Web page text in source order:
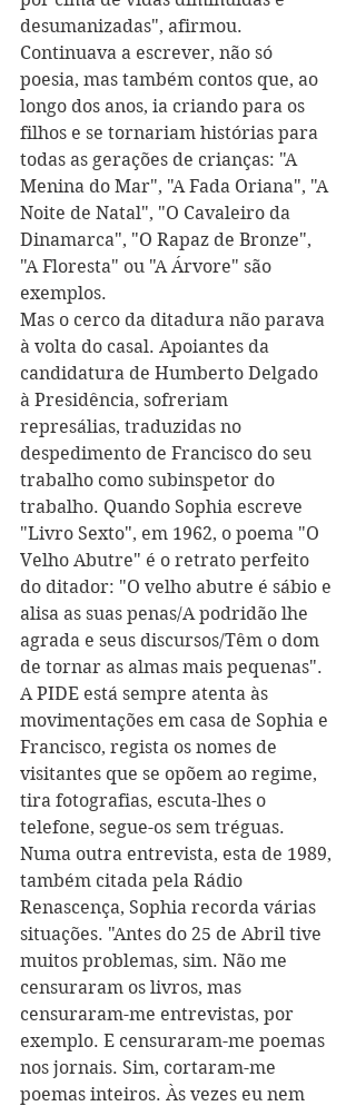
desumanizadas", afirmou.
Continuava a escrever, não só
poesia, mas também contos que, ao
longo dos anos, ia criando para os
filhos e se tornariam histórias para
todas as gerações de crianças: "A
Menina do Mar", "A Fada Oriana", "A
Noite de Natal", "O Cavaleiro da
Dinamarca", "O Rapaz de Bronze",
"A Floresta" ou "A Árvore" são
exemplos.
Mas o cerco da ditadura não parava
à volta do casal. Apoiantes da
candidatura de Humberto Delgado
à Presidência, sofreriam
represálias, traduzidas no
despedimento de Francisco do seu
trabalho como subinspetor do
trabalho. Quando Sophia escreve
"Livro Sexto", em 1962, o poema "O
Velho Abutre" é o retrato perfeito
do ditador: "O velho abutre é sábio e
alisa as suas penas/A podridão lhe
agrada e seus discursos/Têm o dom
de tornar as almas mais pequenas".
A PIDE está sempre atenta às
movimentações em casa de Sophia e
Francisco, regista os nomes de
visitantes que se opõem ao regime,
tira fotografias, escuta-lhes o
telefone, segue-os sem tréguas.
Numa outra entrevista, esta de 1989,
também citada pela Rádio
Renascença, Sophia recorda várias
situações. "Antes do 25 de Abril tive
muitos problemas, sim. Não me
censuraram os livros, mas
censuraram-me entrevistas, por
exemplo. E censuraram-me poemas
nos jornais. Sim, cortaram-me
poemas inteiros. Às vezes eu nem